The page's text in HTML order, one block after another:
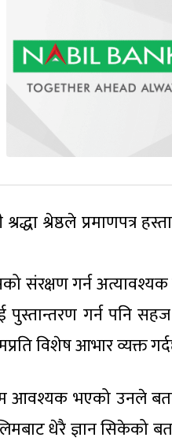
श्रेष्ठले प्रमाणपत्र
संरक्षण गर्न
गर्न पनि
विशेष आभार व्यक्त
आवश्यक भएको उनले
धेरै ज्ञान सिकेको